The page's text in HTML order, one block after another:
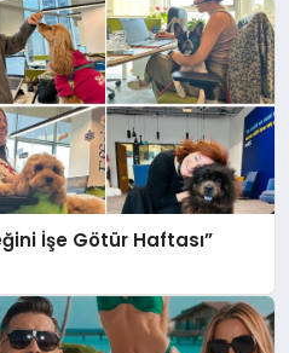
İşe Götür Haftası”